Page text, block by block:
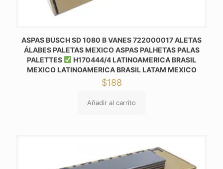
ASPAS BUSCH SD 1080 B VANES 722000017 ALETAS
ÁLABES PALETAS MEXICO ASPAS PALHETAS PALAS
PALETTES
H170444/4 LATINOAMERICA BRASIL
MEXICO LATINOAMERICA BRASIL LATAM MEXICO
$188
Añadir al carrito